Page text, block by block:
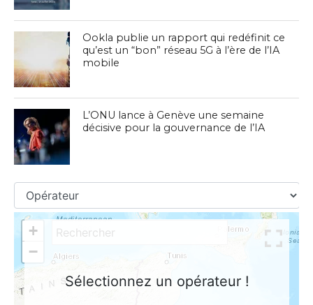
Ookla publie un rapport qui redéfinit ce
qu’est un “bon” réseau 5G à l’ère de l’IA
mobile
L’ONU lance à Genève une semaine
décisive pour la gouvernance de l’IA